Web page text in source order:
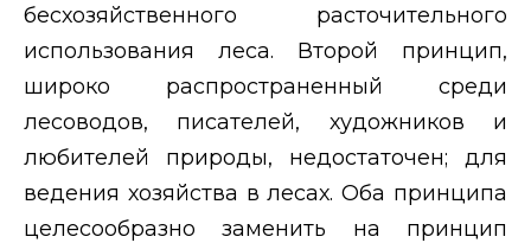
бесхозяйственного расточительного
использования леса. Второй принцип,
широко распространенный среди
лесоводов, писателей, художников и
любителей природы, недостаточен; для
ведения хозяйства в лесах. Оба принципа
целесообразно заменить на принцип